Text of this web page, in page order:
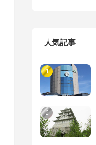
人気記事